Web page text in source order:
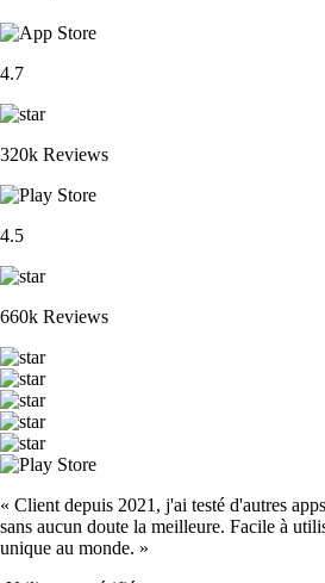
4.7
320k Reviews
4.5
660k Reviews
« Client depuis 2021, j'ai testé d'autres
sans aucun doute la meilleure. Facile à
unique au monde. »